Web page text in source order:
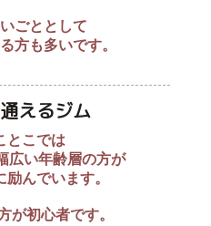
ごととして
方も多いです。
えるジム
とこでは
広い年齢層の方が
励んでいます。
が初心者です。